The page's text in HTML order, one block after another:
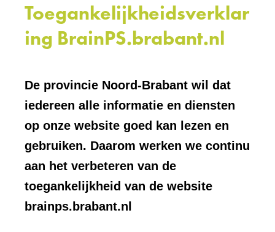
Toegankelijkheidsverklar
ing BrainPS.brabant.nl
De provincie Noord-Brabant wil dat
iedereen alle informatie en diensten
op onze website goed kan lezen en
gebruiken. Daarom werken we continu
aan het verbeteren van de
toegankelijkheid van de website
brainps.brabant.nl